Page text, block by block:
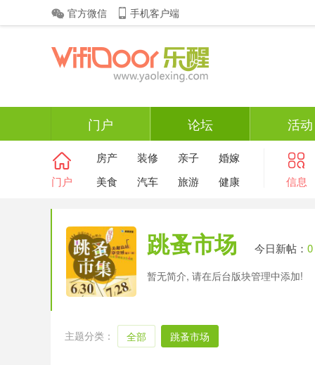
官方微信 手机客户端
门户 论坛 活动
门户
房产 装修 亲子
婚嫁
美食
汽车 旅游 健康 信息
跳蚤市场 今日新帖： 0
暂无简介, 请在后台版块管理中添加!
主题分类： 全部 跳蚤市场